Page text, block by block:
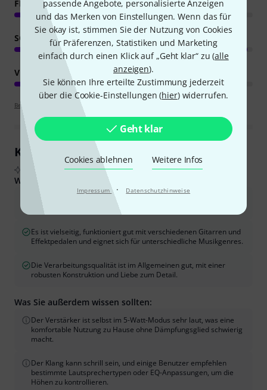
passende Angebote, personalisierte Anzeigen
und das Merken von Einstellungen. Wenn das für
Sie okay ist, stimmen Sie der Nutzung von Cookies
für Präferenzen, Statistiken und Marketing
einfach durch einen Klick auf „Geht klar“ zu (alle
anzeigen).
Sie können Ihre erteilte Zustimmung jederzeit
über die Cookie-Einstellungen (hier) widerrufen.
Geht klar
Cookies ablehnen Weitere Infos
Impressum · Datenschutzhinweise
FEATURES
SOUND
VERARBEITUNG
Bewertungsrichtlinien
Kundenrezensionen im Überblick
Aus echten Käuferbewertungen, zusammengefasst durch KI
Was Käufern gefiel:
Der Verstärker liefert einen authentischen JCM 800-Sound, der
für seine klassischen Rock- und Metal-Klänge gelobt wird.
Es ist vielseitig, funktioniert gut mit verschiedenen Gitarren und
Effektpedalen und eignet sich für unterschiedliche Musikgenres.
Die Verarbeitungsqualität ist im Allgemeinen gut, mit einer
robusten Konstruktion und Liebe zum Detail.
Was Sie außerdem wissen sollten:
Der Verstärker ist selbst im 5-Watt-Modus sehr laut, was eine
komfortable Nutzung zu Hause ohne Dämpfungsglied schwierig
macht.
Der Klang kann schrill sein, und einige Benutzer empfehlen
bestimmte Lautsprechertypen oder EQ-Anpassungen, um die
Höhen zu kontrollieren.